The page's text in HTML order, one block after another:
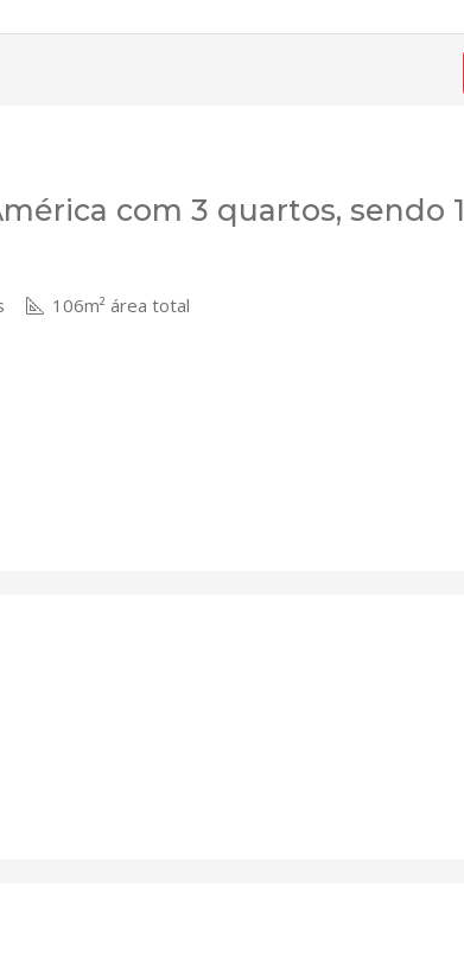
com 3 quartos, sendo 1
106m² área total